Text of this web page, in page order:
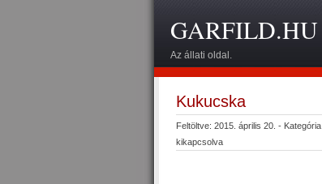
GARFILD.HU
Az állati oldal.
Kukucska
Feltöltve: 2015. április 20. - Kategória
kikapcsolva